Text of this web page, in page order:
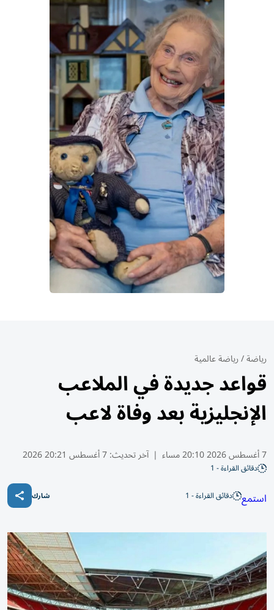
رياضة/رياضة عالمية
قواعد جديدة في الملاعب
الإنجليزية بعد وفاة لاعب
7 أغسطس 2026 20:10 مساء | آخر تحديث:7 أغسطس 20:21 2026
دقائق القراءة - 1
استمع دقائق القراءة - 1 شارك